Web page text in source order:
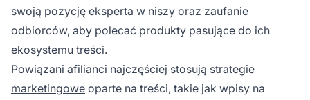
swoją pozycję eksperta w niszy oraz zaufanie
odbiorców, aby polecać produkty pasujące do ich
ekosystemu treści.
Powiązani afilianci najczęściej stosują strategie
marketingowe oparte na treści, takie jak wpisy na